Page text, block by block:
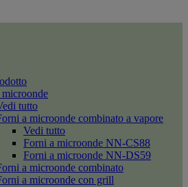
tutto
a microonde combinato a vapore
Vedi tutto
Forni a microonde NN-CS88
Forni a microonde NN-DS59
a microonde combinato
a microonde con grill